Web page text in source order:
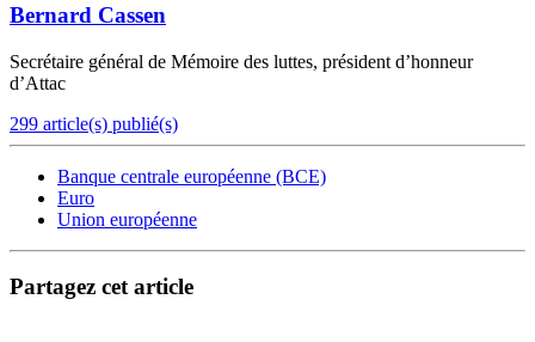
Bernard Cassen
Secrétaire général de Mémoire des luttes, président d’honneur
d’Attac
299 article(s) publié(s)
Banque centrale européenne (BCE)
Euro
Union européenne
Partagez cet article